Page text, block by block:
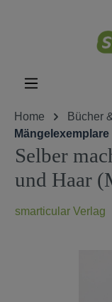
Home Bücher
Mängelexemplare
Selber
und Haar
smarticular Verlag